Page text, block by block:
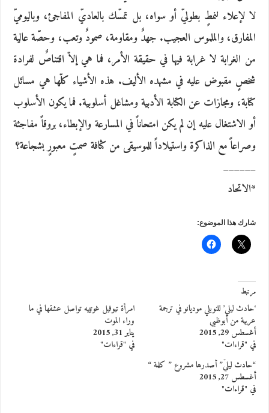
لا لإعلاء لنمطٍ بطوليّ أو سواه، بل تمسّك بالعاديّ المفاجئ، وباليوميّ
المفارق، والملموس العجيب. جهدٌ ومقاومة، صمودٌ وتعب، وحصّة عالية
من الغرابة لا غرابة فيها في حقيقة الأمر، فما هي إلاّ اقتناصٌ لفرادة
شخصٍ مقبوض عليه في مشهده الأليف. هذه الأشياء كلّها هي مسائل
كتابة، ومجازات عن الكتابة الأدبية ومشاغل أسلوبية. فما يكون الأسلوب
أو الاشتغال عليه إن لم يكن امتحاناً في المسارعة والإبطاء، بروقاً مفاجئة
وصراعاً مع الذاكرة واستيلاداً للموسيقى من كثافة صمتٍ معبورٍ بشجاعة؟
______
*الاتحاد
شارك هذا الموضوع:
مرتبط
‘حادث ليلي’ للنوبلي موديانو في ترجمة
عربية من أبوظبي
أغسطس 29, 2015
في "قراءات"
امرأة تيوفيل غوتييه تواصل عشقها في ما
وراء الموت
يناير 31, 2015
في "قراءات"
“حادث ليليّ” أصدرها مشروع ” كلمة “
أغسطس 27, 2015
في "قراءات"